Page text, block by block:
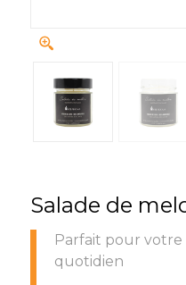
Salade de
Parfait pour
quotidien